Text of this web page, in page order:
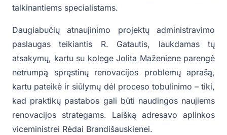
talkinantiems specialistams.
Daugiabučių atnaujinimo projektų administravimo
paslaugas teikiantis R. Gatautis, laukdamas tų
atsakymų, kartu su kolege Jolita Maženiene parengė
netrumpą spręstinų renovacijos problemų aprašą,
kartu pateikė ir siūlymų dėl proceso tobulinimo – tiki,
kad praktikų pastabos gali būti naudingos naujiems
renovacijos strategams. Laišką adresavo aplinkos
viceministrei Rėdai Brandišauskienei.